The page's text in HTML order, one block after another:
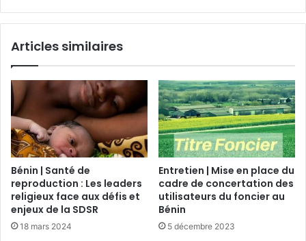
Articles similaires
Bénin | Santé de
reproduction : Les leaders
religieux face aux défis et
enjeux de la SDSR
18 mars 2024
Entretien | Mise en place du
cadre de concertation des
utilisateurs du foncier au
Bénin
5 décembre 2023